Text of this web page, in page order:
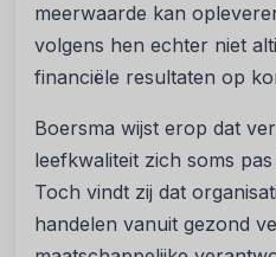
meerwaarde kan
volgens hen echter niet
financiële resultaten op
Boersma wijst erop dat
leefkwaliteit zich soms
Toch vindt zij dat
handelen vanuit gezond